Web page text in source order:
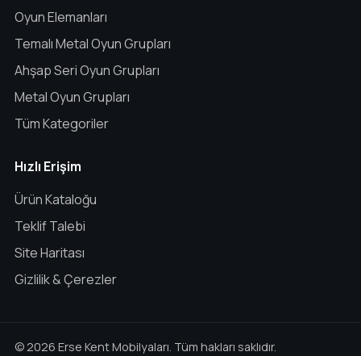
Oyun Elemanları
Temalı Metal Oyun Grupları
Ahşap Seri Oyun Grupları
Metal Oyun Grupları
Tüm Kategoriler
Hızlı Erişim
Ürün Kataloğu
Teklif Talebi
Site Haritası
Gizlilik & Çerezler
© 2026 Erse Kent Mobilyaları. Tüm hakları saklıdır.